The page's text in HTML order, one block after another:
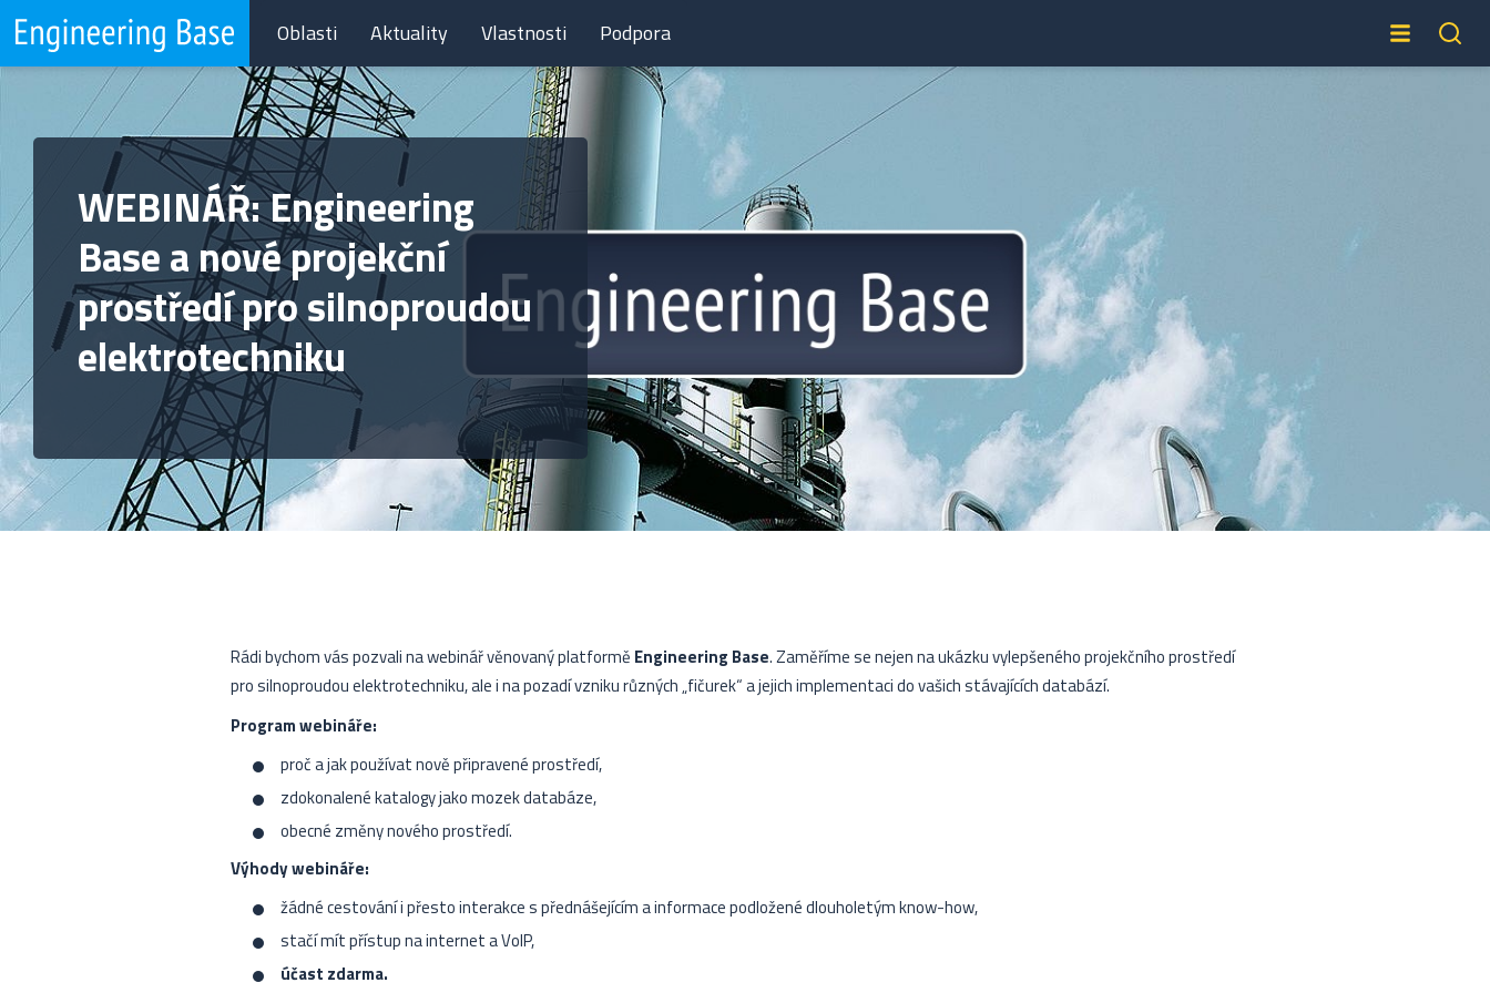
Oblasti Aktuality Vlastnosti Podpora
WEBINÁŘ: Engineering
Base a nové projekční
prostředí pro silnoproudou
elektrotechniku
Rádi bychom vás pozvali na webinář věnovaný platformě Engineering Base. Zaměříme se nejen na ukázku vylepšeného projekčního prostředí
pro silnoproudou elektrotechniku, ale i na pozadí vzniku různých „fičurek“ a jejich implementaci do vašich stávajících databází.
Program webináře:
proč a jak používat nově připravené prostředí,
zdokonalené katalogy jako mozek databáze,
obecné změny nového prostředí.
Výhody webináře:
žádné cestování i přesto interakce s přednášejícím a informace podložené dlouholetým know-how,
stačí mít přístup na internet a VoIP,
účast zdarma.